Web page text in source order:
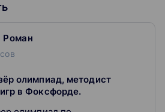
ваши переживания.
куратора — помочь вам
и страхом перед экзаменами.
в 16.00.
Роман
олимпиад, методист
в Фоксфорде.